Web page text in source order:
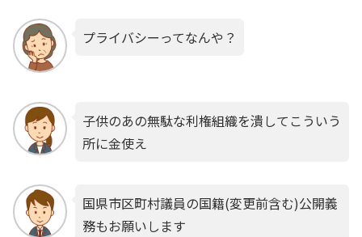
プライバシーってなんや？
子供のあの無駄な利権組織を潰してこういう
所に金使え
国県市区町村議員の国籍(変更前含む)公開義
務もお願いします